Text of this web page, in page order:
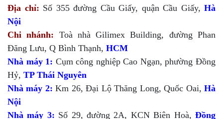
Địa chỉ: Số 355 đường Cầu Giấy, quận Cầu Giấy, Hà
Nội
Chi nhánh: Toà nhà Gilimex Building, đường Phan
Đăng Lưu, Q Bình Thạnh, HCM
Nhà máy 1: Cụm công nghiệp Cao Ngạn, phường Đồng
Hỷ, TP Thái Nguyên
Nhà máy 2: Km 26, Đại Lộ Thăng Long, Quốc Oai,Hà
Nội
Nhà máy 3: Số 29, đường 2A, KCN Biên Hoà, Đồng